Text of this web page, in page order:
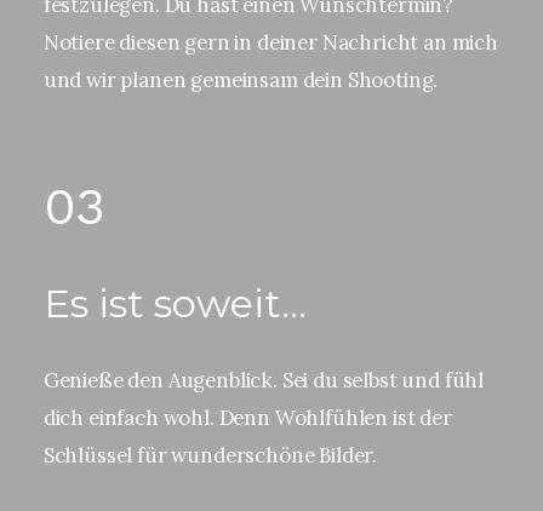
03
Es ist soweit...
Genieße den Augenblick. Sei du selbst und fühl
dich einfach wohl. Denn Wohlfühlen ist der
Schlüssel für wunderschöne Bilder.
Notiere diesen gern in deiner Nachricht an mich
und wir planen gemeinsam dein Shooting.